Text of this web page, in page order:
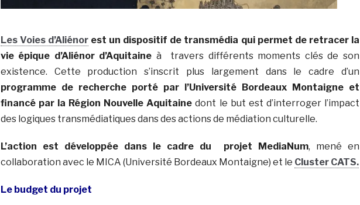
Les Voies d’Aliénorest un dispositif de transmédia qui permet de retracer la
vie épique d’Aliénor d’Aquitaine à travers différents moments clés de son
existence. Cette production s’inscrit plus largement dans le cadre d’un
programme de recherche porté par l’Université Bordeaux Montaigne et
financé par la Région Nouvelle Aquitaine dont le but est d’interroger l’impact
des logiques transmédiatiques dans des actions de médiation culturelle.
L’action est développée dans le cadre du projet MediaNum, mené en
collaboration avec le MICA (Université Bordeaux Montaigne) et le Cluster CATS.
Le budget du projet